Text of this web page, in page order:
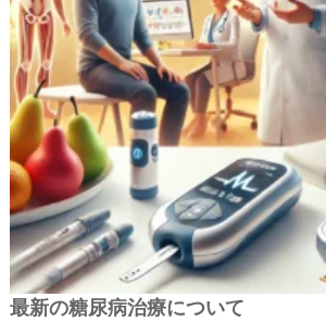
最新の糖尿病治療について